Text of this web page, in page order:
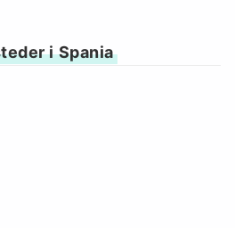
i Spania